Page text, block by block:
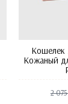
Кошелек
Кожаный
2